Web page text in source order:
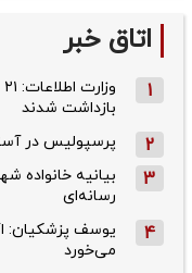
اتاق خبر
1
بازداشت شدند
2 پرسپولیس در آستانه
3
بیانیه خانواده
رسانه‌ای
4
یوسف پزشکیان:
می‌خورد